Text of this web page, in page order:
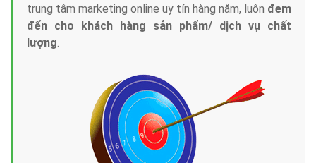
trung tâm marketing online uy tín hàng năm, luôn đem
đến cho khách hàng sản phẩm/ dịch vụ chất
lượng.